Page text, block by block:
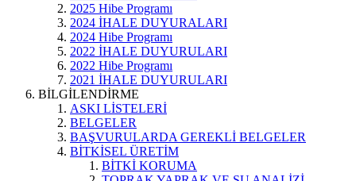
2025 Hibe Programı
2024 İHALE DUYURALARI
2024 Hibe Programı
2022 İHALE DUYURULARI
2022 Hibe Programı
2021 İHALE DUYURULARI
BİLGİLENDİRME
ASKI LİSTELERİ
BELGELER
BAŞVURULARDA GEREKLİ BELGELER
BİTKİSEL ÜRETİM
BİTKİ KORUMA